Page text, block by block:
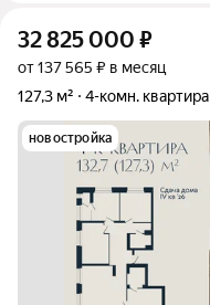
32 825 000 ₽
от 137 565 ₽ в месяц
127,3 м²
4-комн. квартира
новостройка